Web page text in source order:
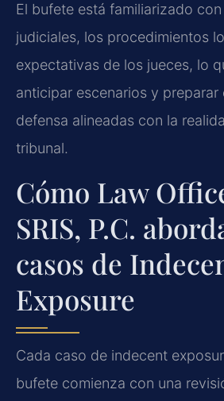
El bufete está familiarizado
judiciales, los procedimientos
expectativas de los jueces, lo
anticipar escenarios y preparar
defensa alineadas con la
tribunal.
Cómo Law
SRIS, P.C.
casos de
Exposure
Cada caso de indecent
bufete comienza con una